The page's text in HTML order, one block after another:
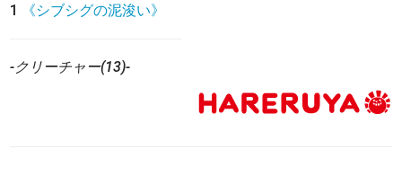
1
《シブシグの泥浚い》
-クリーチャー(13)-